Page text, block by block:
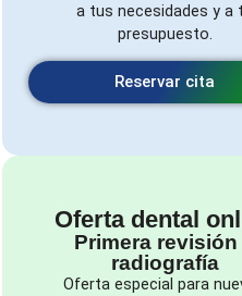
a tus necesidades y a
presupuesto.
Reservar cita
Oferta dental
Primera revisión
radiografía
Oferta especial para